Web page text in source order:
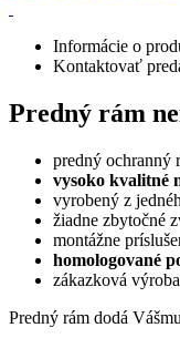
Informácie o
Kontaktovať
Predný rám
predný ochranný
vysoko kvalitné
vyrobený z
žiadne zbytočné
montážne
homologované
zákazková výroba
Predný rám dodá